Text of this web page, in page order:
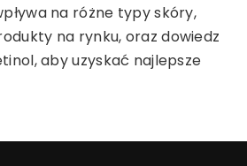
redaktora do
Dowiedz się, na co
umiejętności są kluczowe,
tekst.
na różne typy skóry,
na rynku, oraz dowiedz
aby uzyskać najlepsze
tygodni zmagają się
ciąży nie zawsze jest piękny i
się do drugiej grupy,
pozbyć się dyskomfortu.